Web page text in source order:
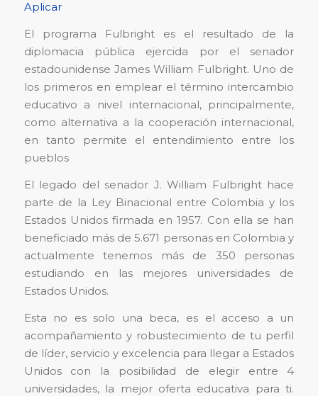
Aplicar
El programa Fulbright es el resultado de la
diplomacia pública ejercida por el senador
estadounidense James William Fulbright. Uno de
los primeros en emplear el término intercambio
educativo a nivel internacional, principalmente,
como alternativa a la cooperación internacional,
en tanto permite el entendimiento entre los
pueblos
El legado del senador J. William Fulbright hace
parte de la Ley Binacional entre Colombia y los
Estados Unidos firmada en 1957. Con ella se han
beneficiado más de 5.671 personas en Colombia y
actualmente tenemos más de 350 personas
estudiando en las mejores universidades de
Estados Unidos.
Esta no es solo una beca, es el acceso a un
acompañamiento y robustecimiento de tu perfil
de líder, servicio y excelencia para llegar a Estados
Unidos con la posibilidad de elegir entre 4
universidades, la mejor oferta educativa para ti.